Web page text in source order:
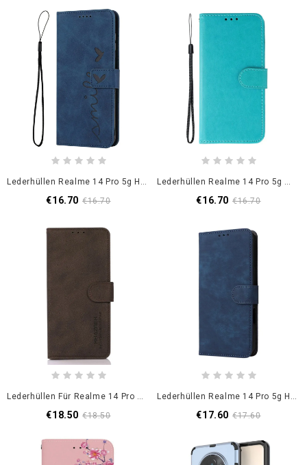
Lederhüllen Realme 14 Pro 5g Handyhülle Lächeln Mit Riemen
€16.70 €16.70
Lederhüllen Realme 14 Pro 5g Mondochrom
€16.70 €16.70
Lederhüllen Für Realme 14 Pro 5g Khazneh Geldbörse
€18.50 €18.50
Lederhüllen Realme 14 Pro 5g Handyhülle Rfid-Schutz Mit Riemen Und Wildlederoptik
€17.60 €17.60